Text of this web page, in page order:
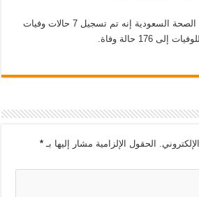
وقال المتحدث باسم وزارة الصحة السعودية إنه تم تسجيل 7 حالات وفيات
176 حالة وفاة.
الحقول الإلزامية مشار إليها بـ*